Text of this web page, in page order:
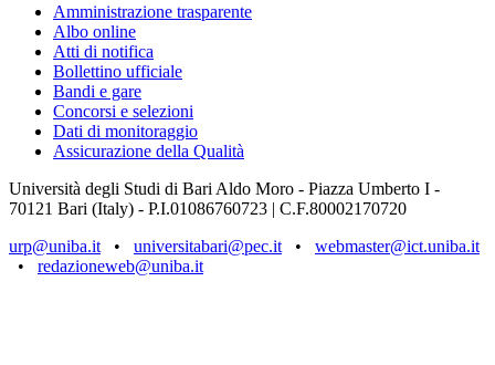
Amministrazione trasparente
Albo online
Atti di notifica
Bollettino ufficiale
Bandi e gare
Concorsi e selezioni
Dati di monitoraggio
Assicurazione della Qualità
Università degli Studi di Bari Aldo Moro - Piazza Umberto I -
70121 Bari (Italy) - P.I.01086760723 | C.F.80002170720
urp@uniba.it • universitabari@pec.it • webmaster@ict.uniba.it
• redazioneweb@uniba.it